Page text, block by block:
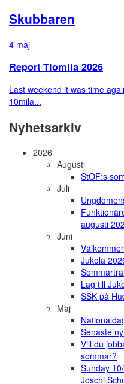
Skubbaren
4 maj
Report Tiomila 2026
Last weekend it was time
10mila...
Nyhetsarkiv
2026
Augusti
StOF:s
Juli
augusti
Juni
Jukola
Lag till
SSK på
Maj
Senaste
Vill du
sommar?
Sunday
Joschi